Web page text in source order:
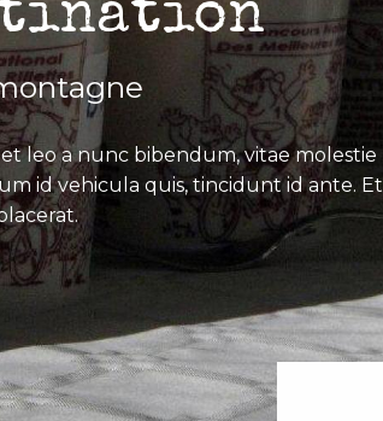
leo a nunc bibendum, vitae molestie
id vehicula quis, tincidunt id ante.